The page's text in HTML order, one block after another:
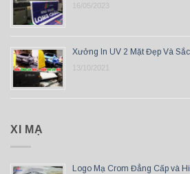
16/05/2023
Xưởng In UV 2 Mặt Đẹp Và
13/10/2021
XI MẠ
Logo Mạ Crom Đẳng Cấp và